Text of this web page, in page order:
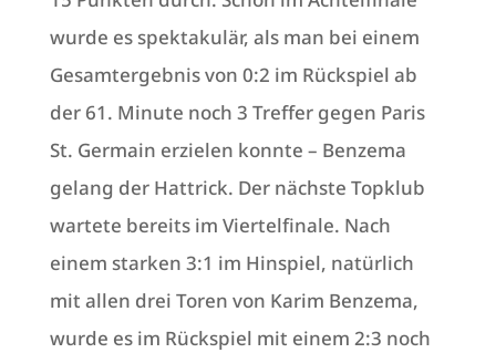
wurde es spektakulär, als man bei einem
Gesamtergebnis von 0:2 im Rückspiel ab
der 61. Minute noch 3 Treffer gegen Paris
St. Germain erzielen konnte – Benzema
gelang der Hattrick. Der nächste Topklub
wartete bereits im Viertelfinale. Nach
einem starken 3:1 im Hinspiel, natürlich
mit allen drei Toren von Karim Benzema,
wurde es im Rückspiel mit einem 2:3 noch